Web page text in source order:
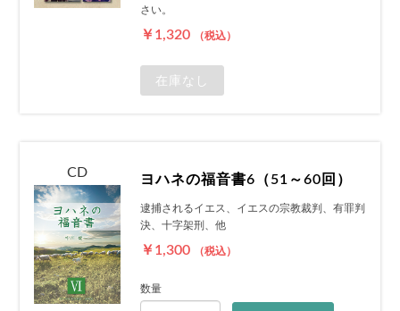
さい。
￥1,320 （税込）
在庫なし
CD ヨハネの福音書6（51～60回）
逮捕されるイエス、イエスの宗教裁判、有罪判
決、十字架刑、他
￥1,300 （税込）
数量